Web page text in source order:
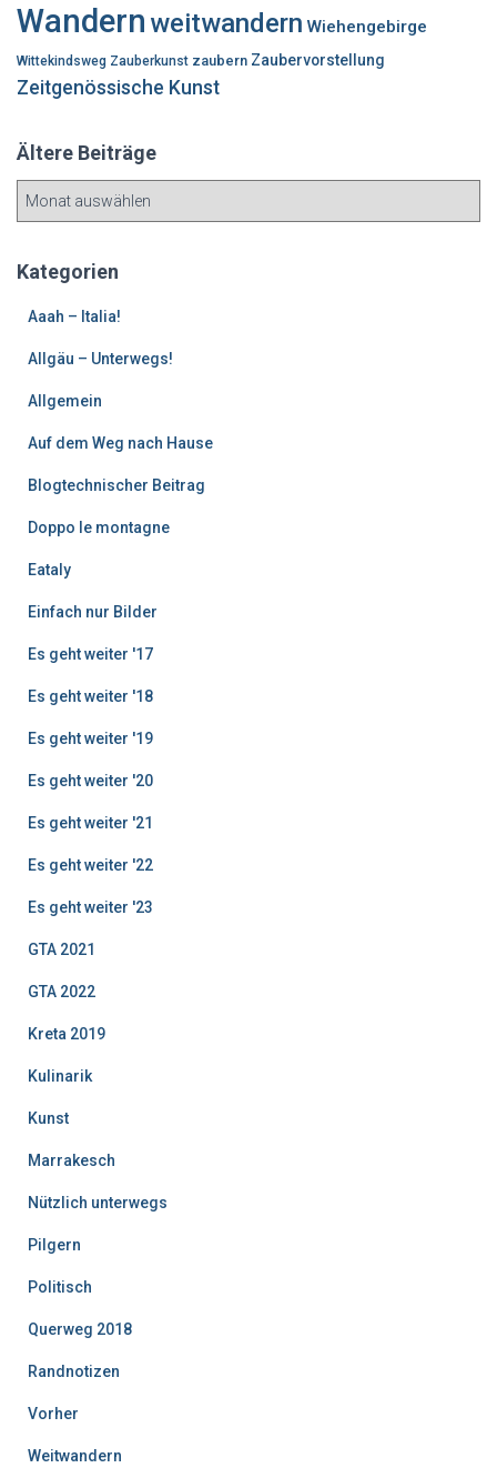
Wandern weitwandern Wiehengebirge
Wittekindsweg Zauberkunst zaubern Zaubervorstellung
Zeitgenössische Kunst
Ältere Beiträge
e
Kategorien
Aaah – Italia!
Allgäu – Unterwegs!
Allgemein
Auf dem Weg nach Hause
Blogtechnischer Beitrag
Doppo le montagne
Eataly
Einfach nur Bilder
Es geht weiter '17
Es geht weiter '18
Es geht weiter '19
Es geht weiter '20
Es geht weiter '21
Es geht weiter '22
Es geht weiter '23
GTA 2021
GTA 2022
Kreta 2019
Kulinarik
Kunst
Marrakesch
Nützlich unterwegs
Pilgern
Politisch
Querweg 2018
Randnotizen
Vorher
Weitwandern